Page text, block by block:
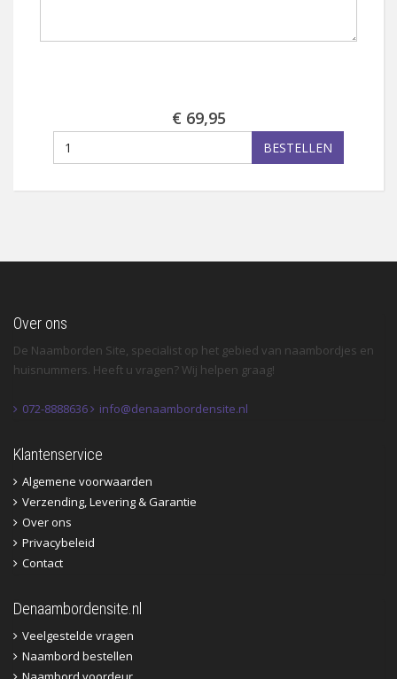
€ 69,95
BESTELLEN
Over ons
De Naamborden Site, specialist op het gebied van naambordjes en
huisnummers. Heeft u vragen? Wij helpen graag!
072-8888636 info@denaambordensite.nl
Klantenservice
Algemene voorwaarden
Verzending, Levering & Garantie
Over ons
Privacybeleid
Contact
Denaambordensite.nl
Veelgestelde vragen
Naambord bestellen